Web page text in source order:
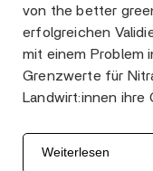
von the better
erfolgreichen
mit einem Problem
Grenzwerte für
Landwirt:innen ihre
Weiterlesen